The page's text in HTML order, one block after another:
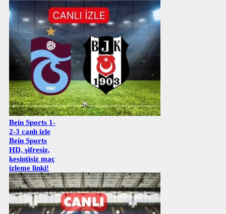
Bein Sports 1-
2-3 canlı izle
Bein Sports
HD, şifresiz,
kesintisiz maç
izleme linki!